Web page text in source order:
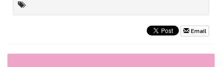
Email